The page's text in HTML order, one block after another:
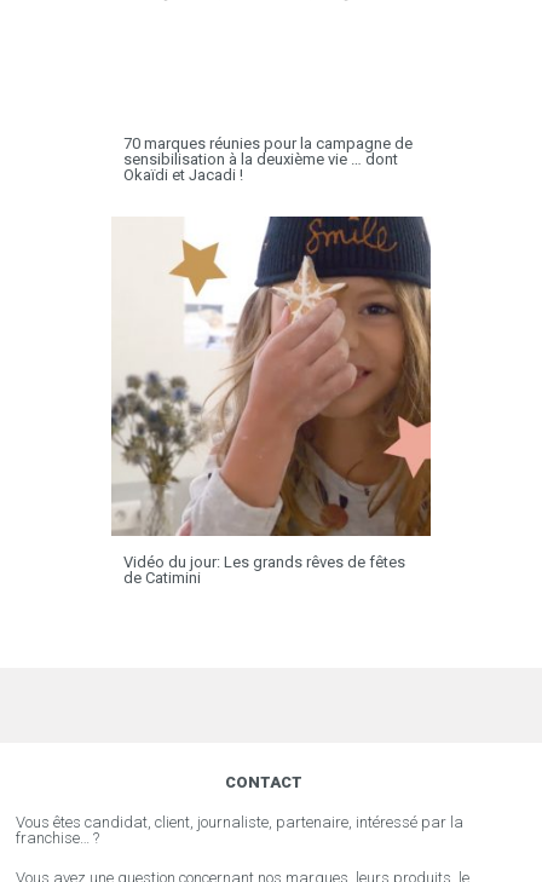
70 marques réunies pour la campagne de
sensibilisation à la deuxième vie … dont
Okaïdi et Jacadi !
Vidéo du jour: Les grands rêves de fêtes
de Catimini
CONTACT
Vous êtes candidat, client, journaliste, partenaire, intéressé par la
franchise… ?
Vous avez une question concernant nos marques, leurs produits, le